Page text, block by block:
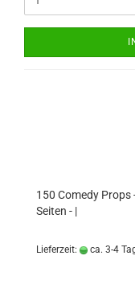
150 Comedy Props
Seiten - |
Lieferzeit: ca. 3-4